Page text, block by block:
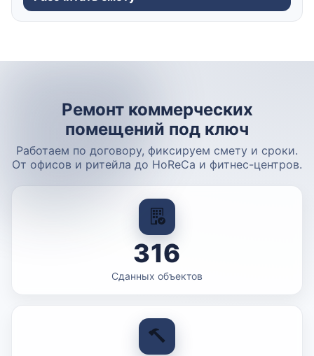
Ремонт коммерческих
помещений под ключ
Работаем по договору, фиксируем смету и сроки.
От офисов и ритейла до HoReCa и фитнес-центров.
316
Сданных объектов